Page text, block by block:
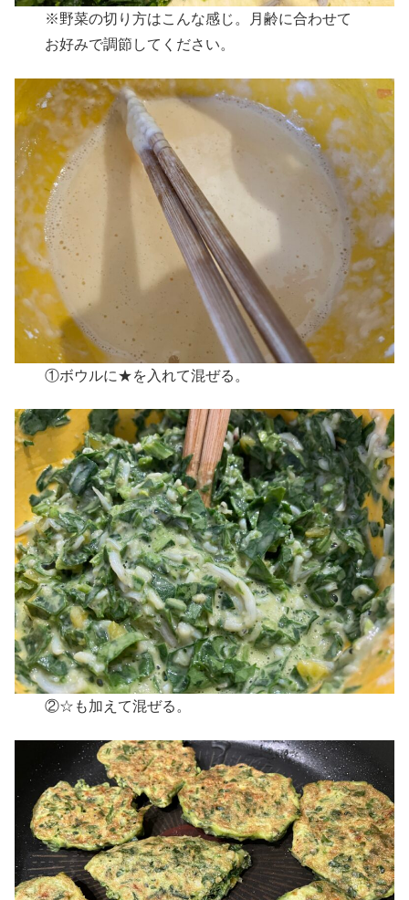
※野菜の切り方はこんな感じ。月齢に合わせて
お好みで調節してください。
①ボウルに★を入れて混ぜる。
②☆も加えて混ぜる。